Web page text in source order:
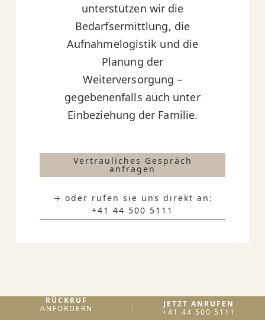
unterstützen wir die
Bedarfsermittlung, die
Aufnahmelogistik und die
Planung der
Weiterversorgung –
gegebenenfalls auch unter
Einbeziehung der Familie.
Vertrauliches Gespräch
anfragen
→ oder rufen sie uns direkt an:
+41 44 500 5111
RÜCKRUF
ANFORDERN
JETZT ANRUFEN
+41 44 500 5111